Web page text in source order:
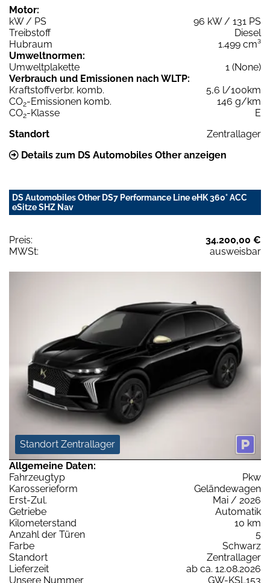
Motor:
kW / PS
96 kW / 131 PS
Treibstoff
Diesel
Hubraum
1.499 cm³
Umweltnormen:
Umweltplakette
1 (None)
Verbrauch und Emissionen nach WLTP:
Kraftstoffverbr. komb.
5,6 l/100km
CO2-Emissionen komb.
146 g/km
CO2-Klasse
E
Standort
Zentrallager
Details zum DS Automobiles Other anzeigen
DS Automobiles Other DS7 Performance Line eHK 360° ACC
eSitze SHZ Nav
Preis:
34.200,00 €
MWSt:
ausweisbar
Standort Zentrallager
Allgemeine Daten:
Fahrzeugtyp
Pkw
Karosserieform
Geländewagen
Erst-Zul.
Mai / 2026
Getriebe
Automatik
Kilometerstand
10 km
Anzahl der Türen
5
Farbe
Schwarz
Standort
Zentrallager
Lieferzeit
ab ca. 12.08.2026
Unsere Nummer
GW-KSL153